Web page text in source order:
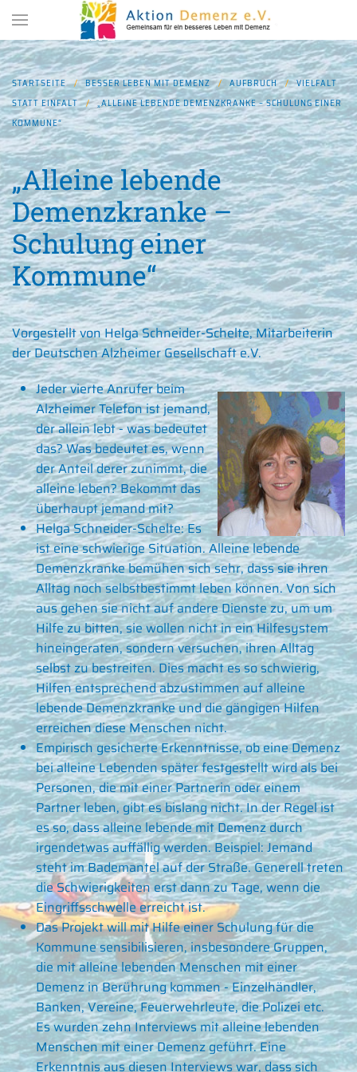
Zum Hauptinhalt springen
STARTSEITE BESSER LEBEN MIT DEMENZ AUFBRUCH
VIELFALT
STATT EINFALT
„ALLEINE LEBENDE DEMENZKRANKE – SCHULUNG EINER
KOMMUNE“
„Alleine lebende
Demenzkranke –
Schulung einer
Kommune“
Vorgestellt von Helga Schneider-Schelte, Mitarbeiterin
der Deutschen Alzheimer Gesellschaft e.V.
Jeder vierte Anrufer beim
Alzheimer Telefon ist jemand,
der allein lebt - was bedeutet
das? Was bedeutet es, wenn
der Anteil derer zunimmt, die
alleine leben? Bekommt das
überhaupt jemand mit?
Helga Schneider-Schelte: Es
ist eine schwierige Situation. Alleine lebende
Demenzkranke bemühen sich sehr, dass sie ihren
Alltag noch selbstbestimmt leben können. Von sich
aus gehen sie nicht auf andere Dienste zu, um um
Hilfe zu bitten, sie wollen nicht in ein Hilfesystem
hineingeraten, sondern versuchen, ihren Alltag
selbst zu bestreiten. Dies macht es so schwierig,
Hilfen entsprechend abzustimmen auf alleine
lebende Demenzkranke und die gängigen Hilfen
erreichen diese Menschen nicht.
Empirisch gesicherte Erkenntnisse, ob eine Demenz
bei alleine Lebenden später festgestellt wird als bei
Personen, die mit einer Partnerin oder einem
Partner leben, gibt es bislang nicht. In der Regel ist
es so, dass alleine lebende mit Demenz durch
irgendetwas auffällig werden. Beispiel: Jemand
steht im Bademantel auf der Straße. Generell treten
die Schwierigkeiten erst dann zu Tage, wenn die
Eingriffsschwelle erreicht ist.
Das Projekt will mit Hilfe einer Schulung für die
Kommune sensibilisieren, insbesondere Gruppen,
die mit alleine lebenden Menschen mit einer
Demenz in Berührung kommen - Einzelhändler,
Banken, Vereine, Feuerwehrleute, die Polizei etc.
Es wurden zehn Interviews mit alleine lebenden
Menschen mit einer Demenz geführt. Eine
Erkenntnis aus diesen Interviews war, dass sich